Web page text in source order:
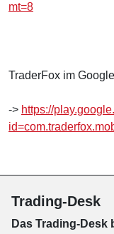
mt=8
TraderFox im
-> https://
Trading-Desk
Das Trading-Desk